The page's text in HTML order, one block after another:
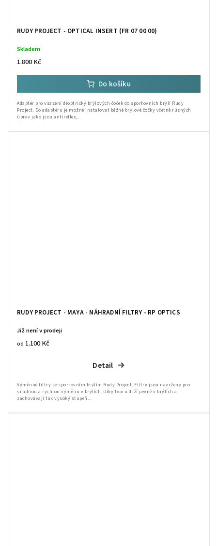
RUDY PROJECT - OPTICAL INSERT (FR 07 00 00)
Skladem
1.800 Kč
Do košíku
Adaptér pro vsazení dioptrický brýlových čoček do sportovních brýlí Rudy
Project. Do adaptéru je možné instalovat běžné brýlové čočky včetně různých
úprav jako jsou antireflex,...
RUDY PROJECT - MAYA - NÁHRADNÍ FILTRY - RP OPTICS
Již není v prodeji
od 1.100 Kč
Detail
Výměnné filtry ke sportovním brýlím Rudy Project. Filtry jsou navrženy pro
snadnou a rychlou výměnu v brýlích. Díky tvaru drží pevně v brýlích a
zachovávají tak vysoký stupeň...